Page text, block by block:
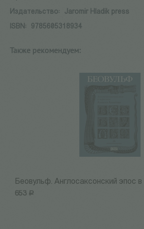
Издательство:
Jaromir Hladik press
ISBN:
9785605318934
Также рекомендуем:
Беовульф. Англосаксонский эпос в
653 Р